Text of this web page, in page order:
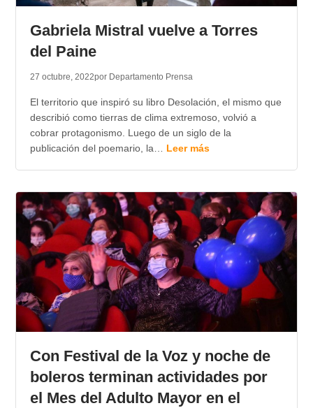
Gabriela Mistral vuelve a Torres
del Paine
27 octubre, 2022por Departamento Prensa
El territorio que inspiró su libro Desolación, el mismo que
describió como tierras de clima extremoso, volvió a
cobrar protagonismo. Luego de un siglo de la
publicación del poemario, la… Leer más
Con Festival de la Voz y noche de
boleros terminan actividades por
el Mes del Adulto Mayor en el